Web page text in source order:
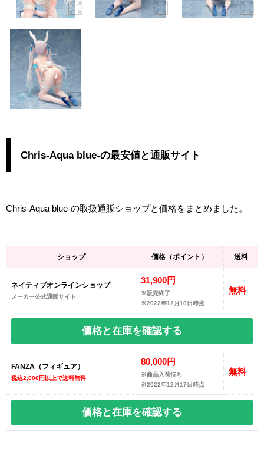
Chris-Aqua blue-の最安値と通販サイト
Chris-Aqua blue-の取扱通販ショップと価格をまとめました。
ショップ 価格（ポイント） 送料
ネイティブオンラインショップ
メーカー公式通販サイト
31,900円
※販売終了
※2022年12月10日時点
無料
価格と在庫を確認する
FANZA（フィギュア）
税込2,000円以上で送料無料
80,000円
※商品入荷待ち
※2022年12月17日時点
無料
価格と在庫を確認する